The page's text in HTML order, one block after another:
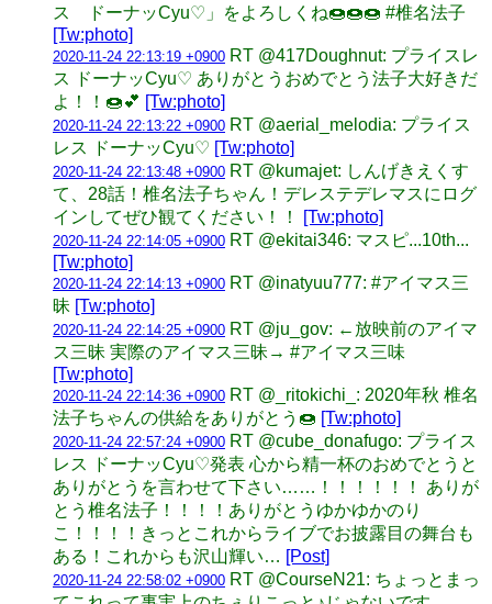
ス ドーナッCyu♡」をよろしくね🍩🍩🍩 #椎名法子
[Tw:photo]
2020-11-24 22:13:19 +0900 RT @417Doughnut: プライスレ
ス ドーナッCyu♡ ありがとうおめでとう法子大好きだ
よ！！🍩💕 [Tw:photo]
2020-11-24 22:13:22 +0900 RT @aerial_melodia: プライス
レス ドーナッCyu♡ [Tw:photo]
2020-11-24 22:13:48 +0900 RT @kumajet: しんげきえくす
て、28話！椎名法子ちゃん！デレステデレマスにログ
インしてぜひ観てください！！
[Tw:photo]
2020-11-24 22:14:05 +0900 RT @ekitai346: マスピ...10th...
[Tw:photo]
2020-11-24 22:14:13 +0900 RT @inatyuu777: #アイマス三
昧 [Tw:photo]
2020-11-24 22:14:25 +0900 RT @ju_gov: ←放映前のアイマ
ス三昧 実際のアイマス三昧→ #アイマス三味
[Tw:photo]
2020-11-24 22:14:36 +0900 RT @_ritokichi_: 2020年秋 椎名
法子ちゃんの供給をありがとう🍩 [Tw:photo]
2020-11-24 22:57:24 +0900 RT @cube_donafugo: プライス
レス ドーナッCyu♡発表 心から精一杯のおめでとうと
ありがとうを言わせて下さい……！！！！！！ ありが
とう椎名法子！！！！ありがとうゆかゆかのり
こ！！！！きっとこれからライブでお披露目の舞台も
ある！これからも沢山輝い… [Post]
2020-11-24 22:58:02 +0900 RT @CourseN21: ちょっとまっ